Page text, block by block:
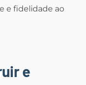
e fidelidade ao
e